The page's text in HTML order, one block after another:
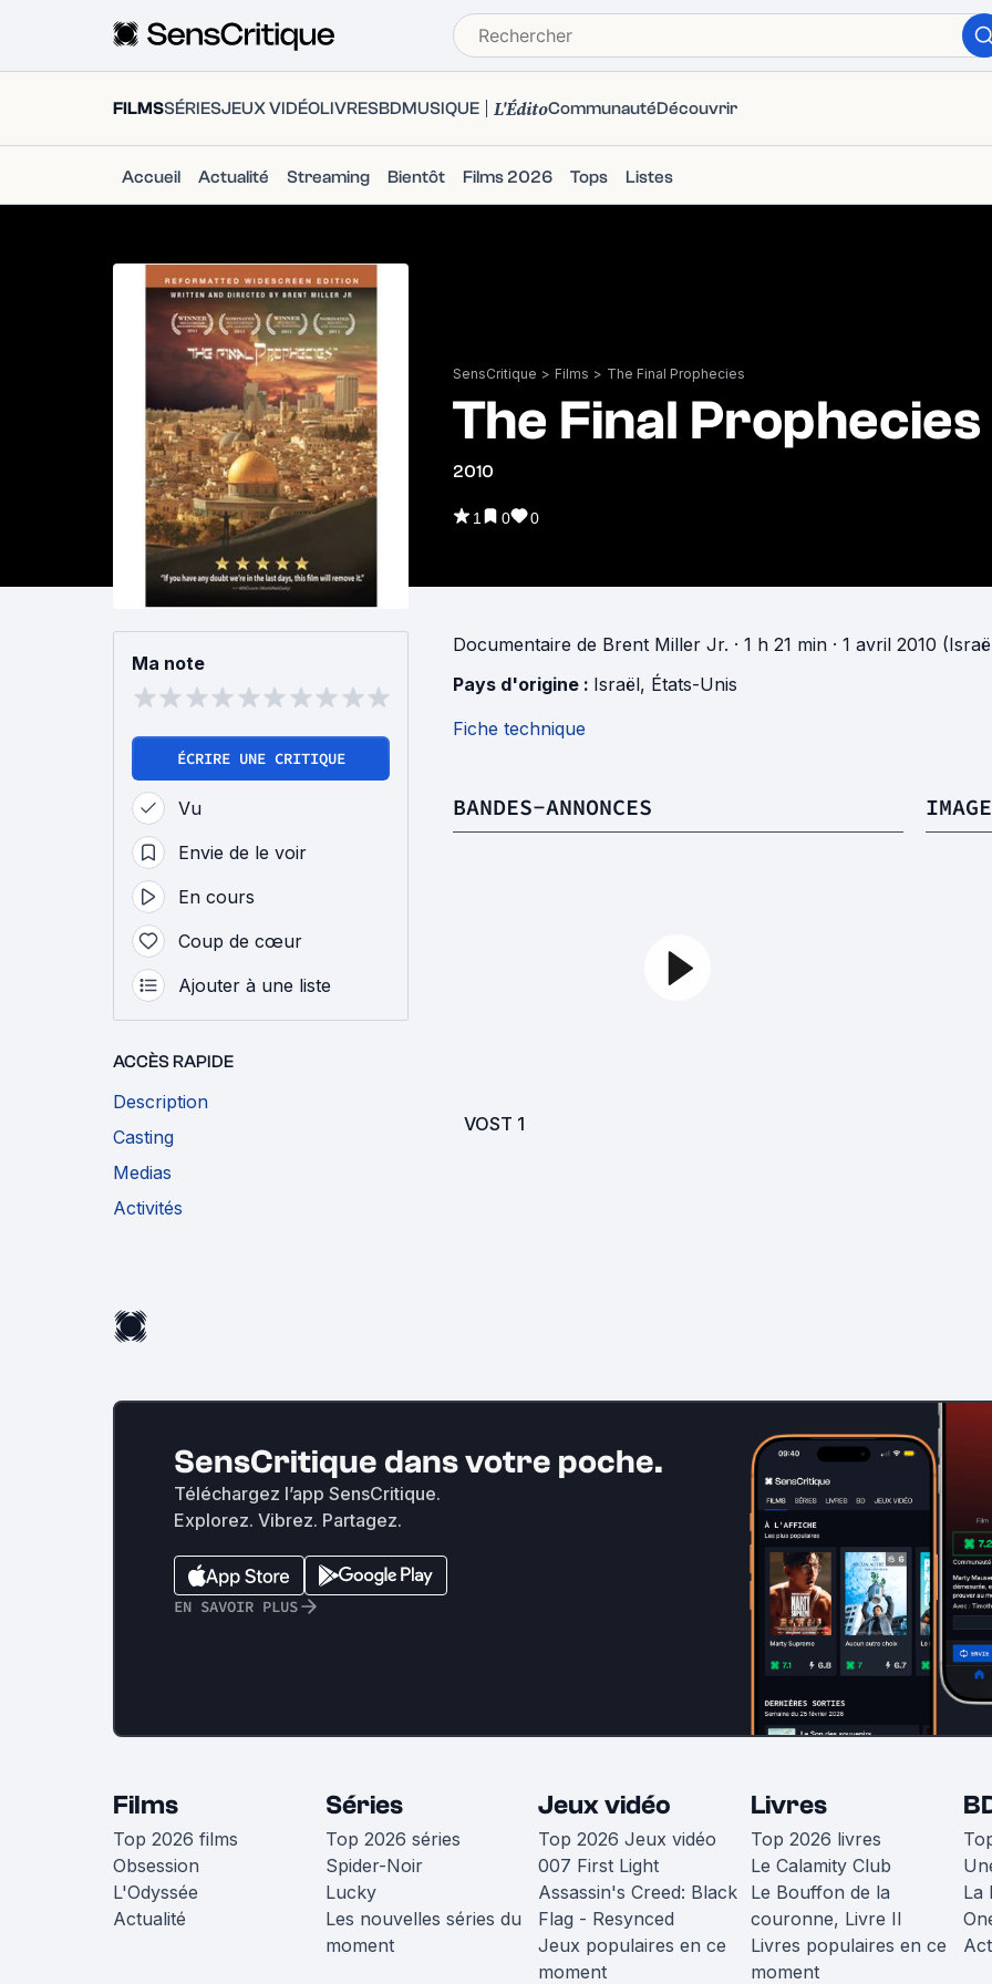
FILMSSÉRIESJEUX VIDÉOLIVRESBDMUSIQUE L'ÉditoCommunautéDécouvrir
Accueil Actualité Streaming Bientôt Films 2026 Tops Listes
SensCritique > Films > The Final Prophecies
The Final Prophecies
2010
1 0 0
Ma note
ÉCRIRE UNE CRITIQUE
Vu
Envie de le voir
En cours
Coup de cœur
Ajouter à une liste
ACCÈS RAPIDE
Description
Casting
Medias
Activités
Documentaire de Brent Miller Jr. · 1 h 21 min · 1 avril 2010
Pays d'origine : Israël, États-Unis
Fiche technique
BANDES-ANNONCES
VOST 1
SensCritique dans votre poche.
Téléchargez l’app SensCritique.
Explorez. Vibrez. Partagez.
EN SAVOIR PLUS
Films
Top 2026 films
Obsession
L'Odyssée
Actualité
Séries
Top 2026 séries
Spider-Noir
Lucky
Les nouvelles séries du
moment
Jeux vidéo
Top 2026 Jeux vidéo
007 First Light
Assassin's Creed: Black
Flag - Resynced
Jeux populaires en ce
moment
Livres
Top 2026 livres
Le Calamity Club
Le Bouffon de la
couronne, Livre II
Livres populaires en ce
moment
La